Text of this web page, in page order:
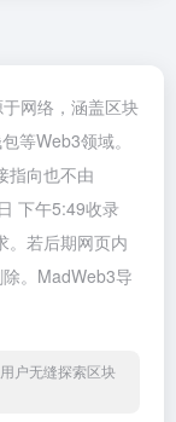
网络，涵盖区块
等Web3领域。
指向也不由
下午5:49收录
。若后期网页内
。MadWeb3导
户无缝探索区块